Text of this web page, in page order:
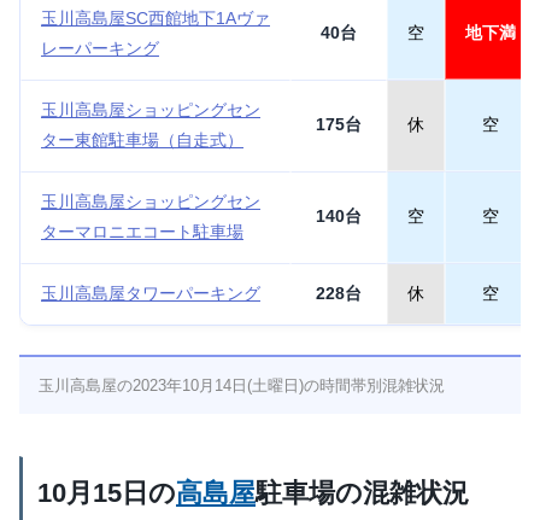
玉川高島屋SC西館地下1Aヴァ
レーパーキング
40台 空 地下満
玉川高島屋ショッピングセン
ター東館駐車場（自走式）
175台 休 空
玉川高島屋ショッピングセン
ターマロニエコート駐車場
140台 空 空
玉川高島屋タワーパーキング 228台 休 空
玉川高島屋の2023年10月14日(土曜日)の時間帯別混雑状況
10月15日の高島屋駐車場の混雑状況